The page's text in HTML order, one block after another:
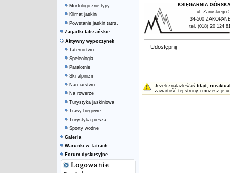
Morfologiczne typy
Klimat jaskiń
Powstanie jaskiń tatrz.
Zagadki tatrzańskie
Aktywny wypoczynek
Taternictwo
Speleologia
Paralotnie
Ski-alpinizm
Narciarstwo
Na rowerze
Turystyka jaskiniowa
Trasy biegowe
Turystyka piesza
Sporty wodne
Galeria
Warunki w Tatrach
Forum dyskusyjne
KSIĘGARNIA
ul. Zaruskiego
34-500
tel. (018) 20 124
Udostępnij
Jeżeli znalazłeś/aś błąd ,
zawartość tej strony i możesz je